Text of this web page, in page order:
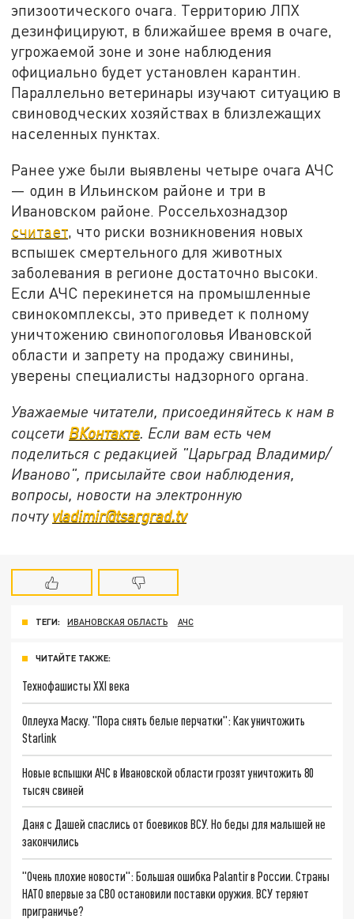
эпизоотического очага. Территорию ЛПХ
дезинфицируют, в ближайшее время в очаге,
угрожаемой зоне и зоне наблюдения
официально будет установлен карантин.
Параллельно ветеринары изучают ситуацию в
свиноводческих хозяйствах в близлежащих
населенных пунктах.
Ранее уже были выявлены четыре очага АЧС
— один в Ильинском районе и три в
Ивановском районе. Россельхознадзор
считает, что риски возникновения новых
вспышек смертельного для животных
заболевания в регионе достаточно высоки.
Если АЧС перекинется на промышленные
свинокомплексы, это приведет к полному
уничтожению свинопоголовья Ивановской
области и запрету на продажу свинины,
уверены специалисты надзорного органа.
Уважаемые читатели, присоединяйтесь к нам в
соцсети ВКонтакте. Если вам есть чем
поделиться с редакцией "Царьград Владимир/
Иваново", присылайте свои наблюдения,
вопросы, новости на электронную
почту vladimir@tsargrad.tv
ТЕГИ: ИВАНОВСКАЯ ОБЛАСТЬ АЧС
ЧИТАЙТЕ ТАКЖЕ:
Технофашисты XXI века
Оплеуха Маску. "Пора снять белые перчатки": Как уничтожить
Starlink
Новые вспышки АЧС в Ивановской области грозят уничтожить 80
тысяч свиней
Даня с Дашей спаслись от боевиков ВСУ. Но беды для малышей не
закончились
"Очень плохие новости": Большая ошибка Palantir в России. Страны
НАТО впервые за СВО остановили поставки оружия. ВСУ теряют
приграничье?